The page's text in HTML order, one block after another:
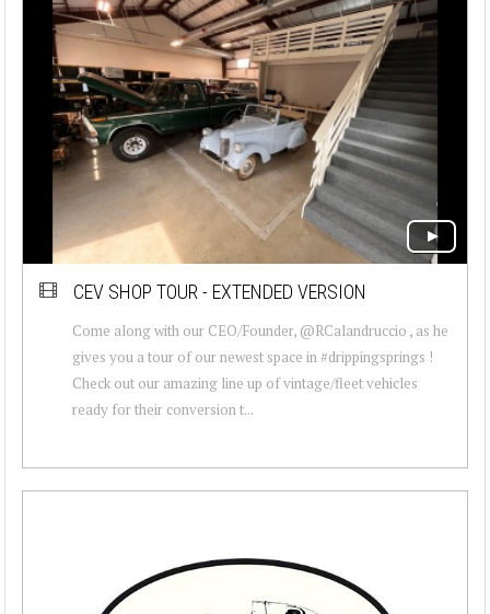
CEV SHOP TOUR - EXTENDED VERSION
Come along with our CEO/Founder, @RCalandruccio , as he
gives you a tour of our newest space in #drippingsprings !
Check out our amazing line up of vintage/fleet vehicles
ready for their conversion t...